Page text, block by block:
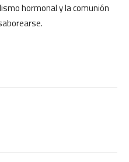
hormonal y la comunión